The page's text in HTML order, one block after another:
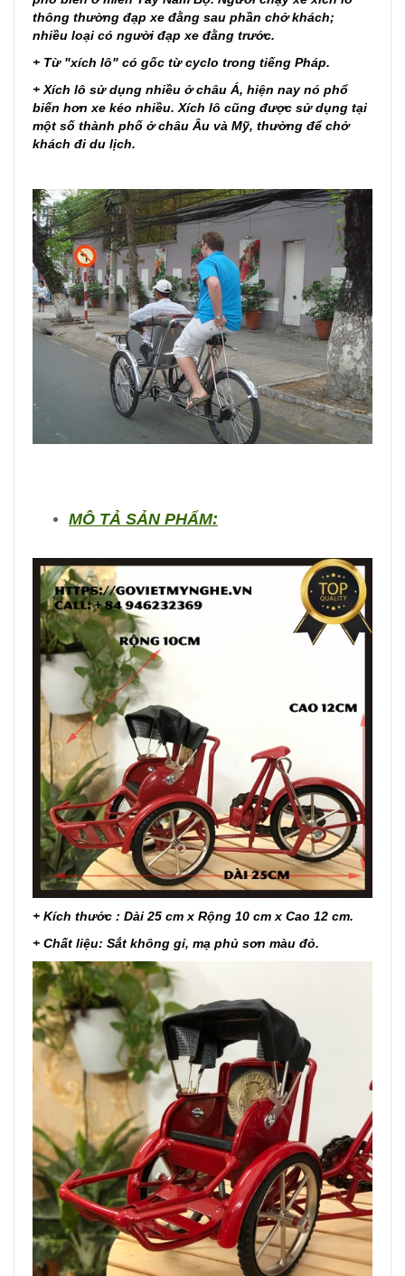
thông thường đạp xe đằng sau phần chở khách;
nhiều loại có người đạp xe đằng trước.
+ Từ "xích lô" có gốc từ cyclo trong tiếng Pháp.
+ Xích lô sử dụng nhiều ở châu Á, hiện nay nó phổ
biến hơn xe kéo nhiều. Xích lô cũng được sử dụng tại
một số thành phố ở châu Âu và Mỹ, thường để chở
khách đi du lịch.
MÔ TẢ SẢN PHẨM:
+ Kích thước : Dài 25 cm x Rộng 10 cm x Cao 12 cm.
+ Chất liệu: Sắt không gỉ, mạ phủ sơn màu đỏ.